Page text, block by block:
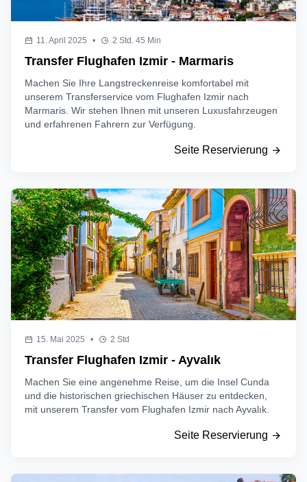
11. April 2025 • 2 Std. 45 Min
Transfer Flughafen Izmir - Marmaris
Machen Sie Ihre Langstreckenreise komfortabel mit
unserem Transferservice vom Flughafen Izmir nach
Marmaris. Wir stehen Ihnen mit unseren Luxusfahrzeugen
und erfahrenen Fahrern zur Verfügung.
Seite Reservierung
15. Mai 2025 • 2 Std
Transfer Flughafen Izmir - Ayvalık
Machen Sie eine angenehme Reise, um die Insel Cunda
und die historischen griechischen Häuser zu entdecken,
mit unserem Transfer vom Flughafen Izmir nach Ayvalık.
Seite Reservierung